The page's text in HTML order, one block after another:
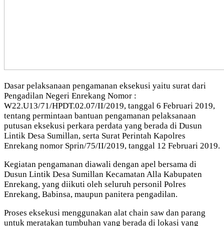
Dasar pelaksanaan pengamanan eksekusi yaitu surat dari
Pengadilan Negeri Enrekang Nomor :
W22.U13/71/HPDT.02.07/II/2019, tanggal 6 Februari 2019,
tentang permintaan bantuan pengamanan pelaksanaan
putusan eksekusi perkara perdata yang berada di Dusun
Lintik Desa Sumillan, serta Surat Perintah Kapolres
Enrekang nomor Sprin/75/II/2019, tanggal 12 Februari 2019.
Kegiatan pengamanan diawali dengan apel bersama di
Dusun Lintik Desa Sumillan Kecamatan Alla Kabupaten
Enrekang, yang diikuti oleh seluruh personil Polres
Enrekang, Babinsa, maupun panitera pengadilan.
Proses eksekusi menggunakan alat chain saw dan parang
untuk meratakan tumbuhan yang berada di lokasi yang